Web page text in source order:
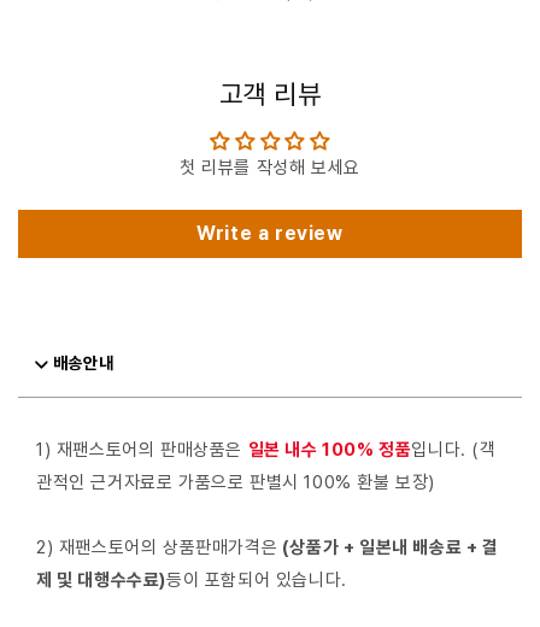
고객 리뷰
첫 리뷰를 작성해 보세요
Write a review
배송안내
1) 재팬스토어의 판매상품은 일본 내수 100% 정품입니다. (객
관적인 근거자료로 가품으로 판별시 100% 환불 보장)
2) 재팬스토어의 상품판매가격은 (상품가 + 일본내 배송료 + 결
제 및 대행수수료)등이 포함되어 있습니다.